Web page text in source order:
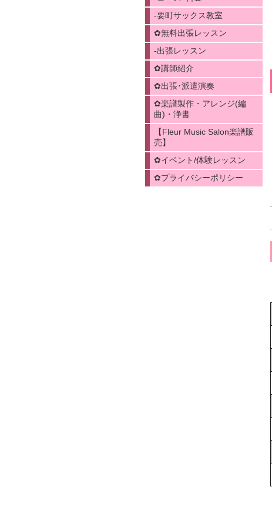
-要町サックス教室
✿無料出張レッスン
-出張レッスン
✿講師紹介
✿出張･派遣演奏
✿楽譜製作・アレンジ(編
曲)・浄書
【Fleur Music Salon楽譜販
売】
✿イベント/体験レッスン
✿プライバシーポリシー